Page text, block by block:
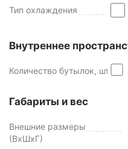
Тип охлаждения
Внутреннее
Количество бутылок, шт
Габариты и вес
Внешние размеры
(ВхШхГ)